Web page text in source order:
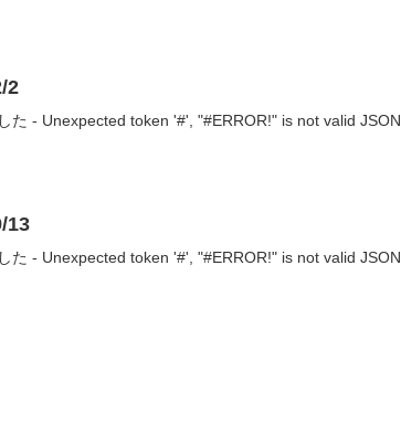
2
た - Unexpected token '#', "#ERROR!" is not valid JSON
13
た - Unexpected token '#', "#ERROR!" is not valid JSON